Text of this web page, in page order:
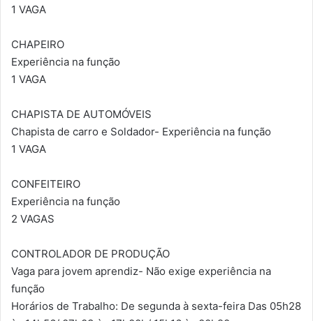
1 VAGA
CHAPEIRO
Experiência na função
1 VAGA
CHAPISTA DE AUTOMÓVEIS
Chapista de carro e Soldador- Experiência na função
1 VAGA
CONFEITEIRO
Experiência na função
2 VAGAS
CONTROLADOR DE PRODUÇÃO
Vaga para jovem aprendiz- Não exige experiência na
função
Horários de Trabalho: De segunda à sexta-feira Das 05h28